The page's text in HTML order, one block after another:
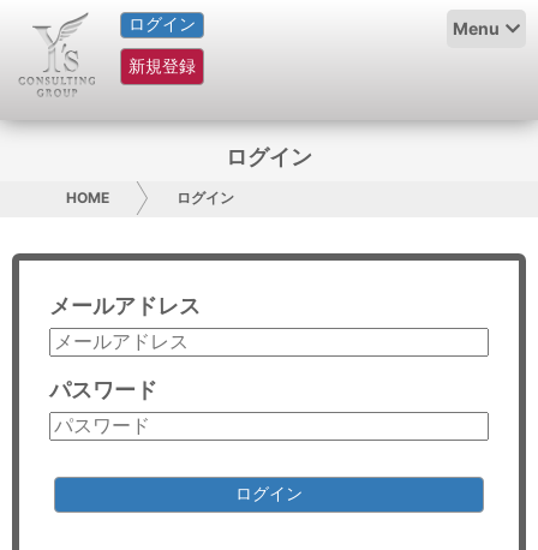
ログイン
新規登録
Menu
HOME
サービス紹介
グループ概要
採用情報
お問い合わせ
コンサルティング
リサーチ
ログイン
HOME ログイン
メールアドレス
パスワード
ログイン